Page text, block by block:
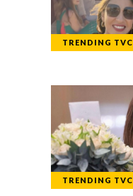
TRENDING TVC
TRENDING TVC